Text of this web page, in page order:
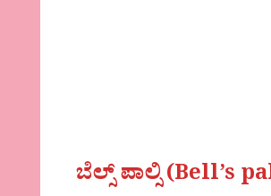
ಬೆಲ್ಸ್ ಪಾಲ್ಸಿ (Bell’s